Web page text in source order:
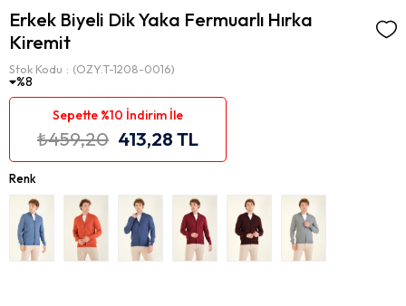
Erkek Biyeli Dik Yaka Fermuarlı Hırka
Kiremit
Stok Kodu (OZY.T-1208-0016)
8
Sepette %10 İndirim İle
₺459,20 413,28 TL
Renk